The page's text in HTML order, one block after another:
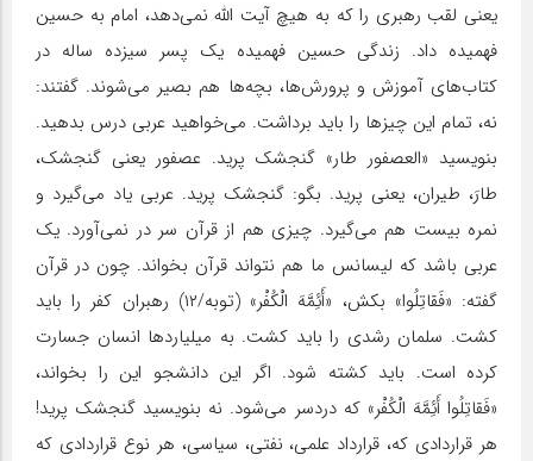
یعنی لقب رهبری را که به هیچ آیت الله نمی‌دهد، امام به حسین
فهمیده داد. زندگی حسین فهمیده یک پسر سیزده ساله در
کتاب‌های آموزش و پرورش‌ها، بچه‌ها هم بصیر می‌شوند. گفتند:
نه، تمام این چیزها را باید برداشت. می‌خواهید عربی درس بدهید.
بنویسید «العصفور طار» گنجشک پرید. عصفور یعنی گنجشک،
طارَ، طیران، یعنی پرید. بگو: گنجشک پرید. عربی یاد می‌گیرد و
نمره بیست هم می‌گیرد. چیزی هم از قرآن سر در نمی‌آورد. یک
عربی باشد که لیسانس ما هم نتواند قرآن بخواند. چون در قرآن
گفته: «فَقاتِلُوا» بکش، «أَئِمَّهَ الْکُفْر» (توبه/۱۲) رهبران کفر را باید
کشت. سلمان رشدی را باید کشت. به میلیاردها انسان جسارت
کرده است. باید کشته شود. اگر این دانشجو این را بخواند،
«فَقاتِلُوا أَئِمَّهَ الْکُفْر» که دردسر می‌شود. نه بنویسید گنجشک پرید!
هر قراردادی که، قرارداد علمی، نفتی، سیاسی، هر نوع قراردادی که